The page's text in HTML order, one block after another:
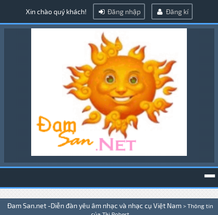
Xin chào quý khách! Đăng nhập Đăng kí
Đam San.net -Diễn đàn yêu âm nhạc và nhạc cụ Việt Nam > Thông tin